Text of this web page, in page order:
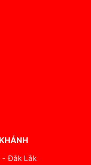
-Đắk Lắk